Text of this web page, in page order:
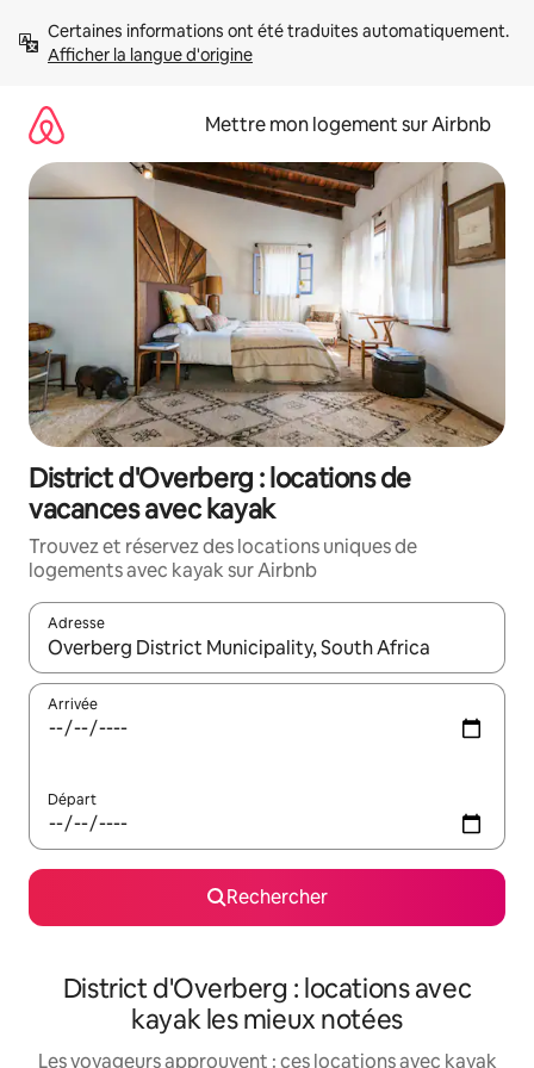
directement
Afficher la langue d'origine
Mettre mon logement sur Airbnb
District d'Overberg : locations de
vacances avec kayak
Trouvez et réservez des locations uniques de
logements avec kayak sur Airbnb
Adresse
Lorsque les résultats s'affichent, utilisez les flèches vers le
Arrivée
Départ
Rechercher
District d'Overberg : locations avec
kayak les mieux notées
Les voyageurs approuvent : ces locations avec kayak